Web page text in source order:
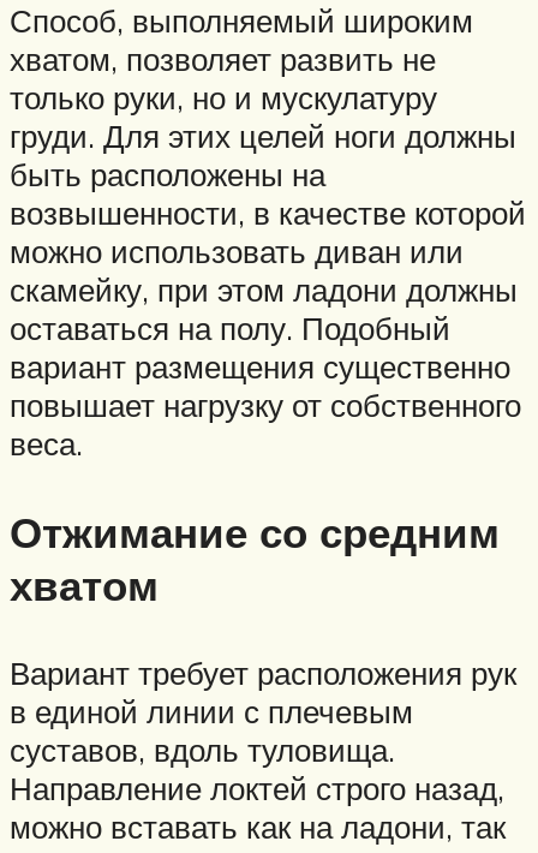
Способ, выполняемый широким
хватом, позволяет развить не
только руки, но и мускулатуру
груди. Для этих целей ноги должны
быть расположены на
возвышенности, в качестве которой
можно использовать диван или
скамейку, при этом ладони должны
оставаться на полу. Подобный
вариант размещения существенно
повышает нагрузку от собственного
веса.
Отжимание со средним
хватом
Вариант требует расположения рук
в единой линии с плечевым
суставов, вдоль туловища.
Направление локтей строго назад,
можно вставать как на ладони, так